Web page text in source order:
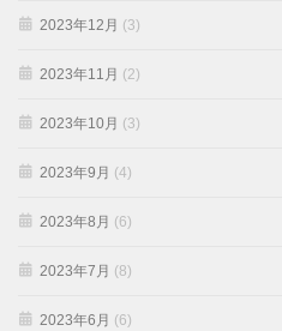
2023年12月 (3)
2023年11月 (2)
2023年10月 (3)
2023年9月 (4)
2023年8月 (6)
2023年7月 (8)
2023年6月 (6)